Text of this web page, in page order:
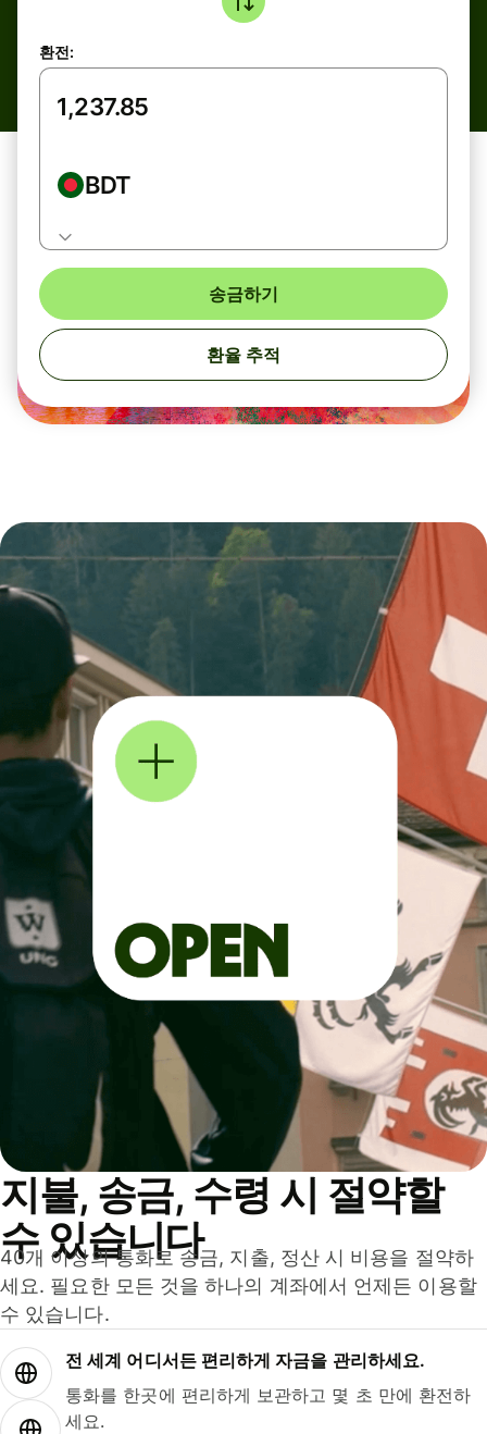
환전:
BDT
송금하기
환율 추적
지불, 송금, 수령 시 절약할
수 있습니다
40개 이상의 통화로 송금, 지출, 정산 시 비용을 절약하
세요. 필요한 모든 것을 하나의 계좌에서 언제든 이용할
수 있습니다.
전 세계 어디서든 편리하게 자금을 관리하세요.
통화를 한곳에 편리하게 보관하고 몇 초 만에 환전하
세요.